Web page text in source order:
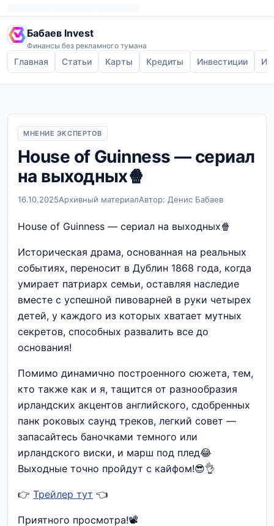
Бабаев Invest
Финансы без рекламного тумана
Главная Статьи Карты Кредиты Инвестиции
МНЕНИЕ ЭКСПЕРТОВ
House of Guinness — сериал
на выходных🍿
16.10.2025Архивный материалАвтор: Денис Бабаев
House of Guinness — сериал на выходных🍿
Историческая драма, основанная на реальных
событиях, переносит в Дублин 1868 года, когда
умирает патриарх семьи, оставляя наследие
вместе с успешной пивоварней в руки четырех
детей, у каждого из которых хватает мутных
секретов, способных развалить все до
основания!
Помимо динамично построенного сюжета, тем,
кто также как и я, тащится от разнообразия
ирландских акцентов английского, сдобренных
панк роковых саунд треков, легкий совет —
запасайтесь баночками темного или
ирландского виски, и марш под плед😂
Выходные точно пройдут с кайфом!😎👌
👉 Трейлер тут 👈
Приятного просмотра!📽